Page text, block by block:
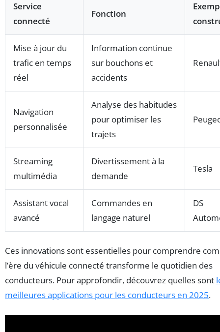
Service
connecté
Fonction
Mise à jour du
trafic en temps
réel
Information continue
sur bouchons et
accidents
Navigation
personnalisée
Analyse des habitudes
pour optimiser les
trajets
Streaming
multimédia
Divertissement à la
demande
Tesla
Assistant vocal
avancé
Commandes en
langage naturel
DS
Ces innovations sont essentielles pour comprendre
l’ère du véhicule connecté transforme le quotidien des
conducteurs. Pour approfondir, découvrez quelles sont
meilleures applications pour les conducteurs en 2025.